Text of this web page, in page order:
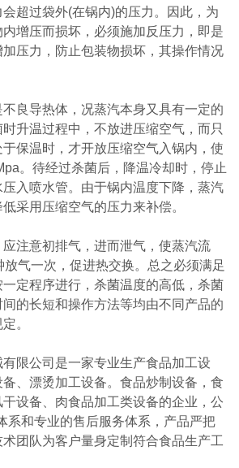
超过袋外(在锅内)的压力。因此，为
增压而损坏，必须施加反压力，即是
压力，防止包装物损坏，其操作情况
导热体，况蒸汽本身又具有一定的
升温过程中，不放进压缩空气，而只
保温时，才开放压缩空气入锅内，使
。待经过杀菌后，降温冷却时，停止
入喷水管。由于锅内温度下降，蒸汽
采用压缩空气的压力来补偿。
意初排气，进而泄气，使蒸汽流
气一次，促进热交换。总之必须满足
定程序进行，杀菌温度的高低，杀菌
的长短和操作方法等均由不同产品的
。
公司是一家专业生产食品加工设
、漂烫加工设备。食品炒制设备，食
设备、肉食品加工类设备的企业，公
系和专业的售后服务体系，产品严把
团队为客户量身定制符合食品生产工